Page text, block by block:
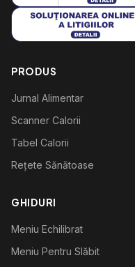
PRODUS
Jurnal Alimentar
Scanner Calorii
Tabel Calorii
Rețete Sănătoase
GHIDURI
Meniu Echilibrat
Meniu Pentru Slăbit